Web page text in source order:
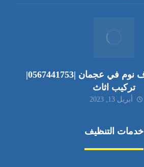
فك وتركيب غرف نوم في عجمان |0567441753|
تركيب اثاث
أبريل 13, 2023
خدمات التنظيف